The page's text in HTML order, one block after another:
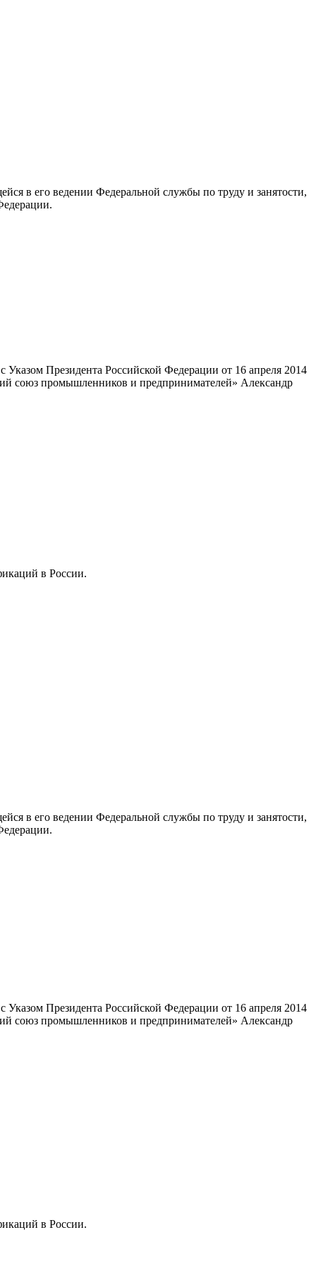
в его ведении Федеральной службы по труду и занятости,
Президента Российской Федерации от 16 апреля 2014
союз промышленников и предпринимателей» Александр
в России.
в его ведении Федеральной службы по труду и занятости,
Президента Российской Федерации от 16 апреля 2014
союз промышленников и предпринимателей» Александр
в России.